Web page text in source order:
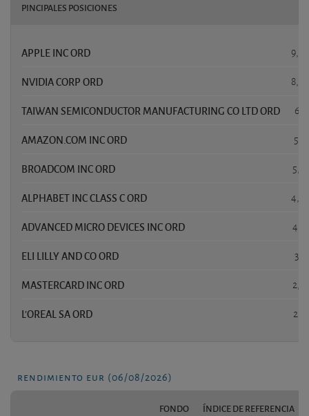
PINCIPALES POSICIONES
APPLE INC ORD
NVIDIA CORP ORD
TAIWAN SEMICONDUCTOR MANUFACTURING CO LTD ORD
AMAZON.COM INC ORD
BROADCOM INC ORD
ALPHABET INC CLASS C ORD
ADVANCED MICRO DEVICES INC ORD
ELI LILLY AND CO ORD
MASTERCARD INC ORD
L'OREAL SA ORD
rendimiento eur (06/08/2026)
FONDO ÍNDICE DE REFERENCIA